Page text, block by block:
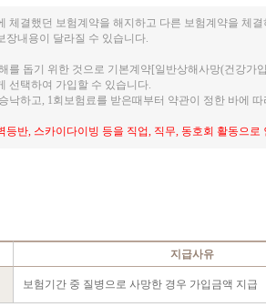
체결했던 보험계약을 해지하고 다른 보험계약을 체
장내용이 달라질 수 있습니다.
를 돕기 위한 것으로 기본계약[일반상해사망(건강가
택하여 가입할 수 있습니다.
낙하고, 1회보험료를 받은때부터 약관이 정한 바에
반, 스카이다이빙 등을 직업, 직무, 동호회 활동으로
지급사유
보험기간 중 질병으로 사망한 경우 가입금액 지급